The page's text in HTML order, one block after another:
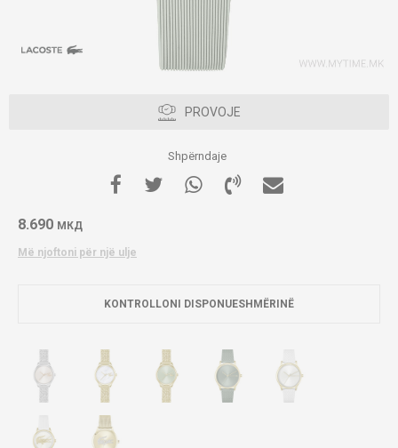
PROVOJE
Shpërndaje
8.690 МКД
Më njoftoni për një ulje
KONTROLLONI DISPONUESHMËRINË